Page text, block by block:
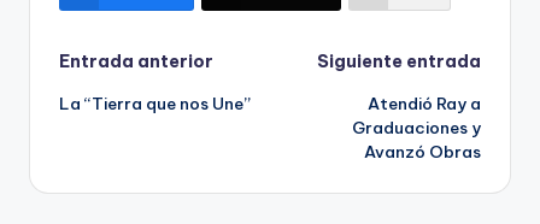
Navegación
de
Entrada anterior
La “Tierra que nos Une”
Siguiente entrada
Atendió Ray a
Graduaciones y
Avanzó Obras